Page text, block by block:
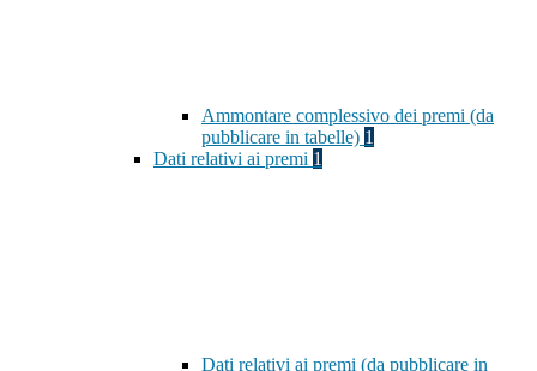
Ammontare complessivo dei premi (da
pubblicare in tabelle) 1
Dati relativi ai premi 1
Dati relativi ai premi (da pubblicare in